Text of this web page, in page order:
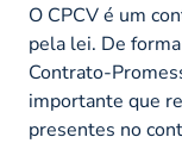
O CPCV é um
pela lei. De
Contrato-
importante que
presentes no